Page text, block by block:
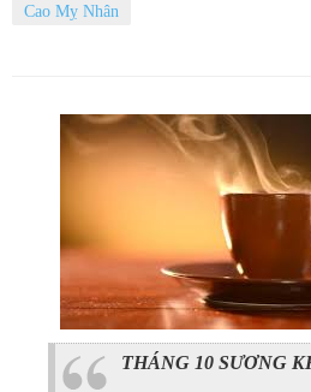
Cao Mỵ Nhân
THÁNG 10 SƯƠNG